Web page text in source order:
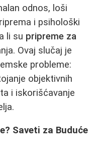
odnos, loši
i psihološki
li su pripreme za
Ovaj slučaj je
probleme:
objektivnih
i iskorišćavanje
Saveti za Buduće